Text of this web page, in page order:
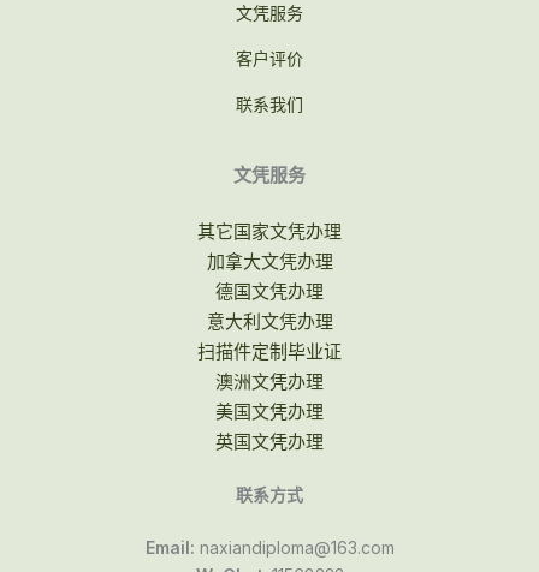
文凭服务
客户评价
联系我们
文凭服务
其它国家文凭办理
加拿大文凭办理
德国文凭办理
意大利文凭办理
扫描件定制毕业证
澳洲文凭办理
美国文凭办理
英国文凭办理
联系方式
Email: naxiandiploma@163.com